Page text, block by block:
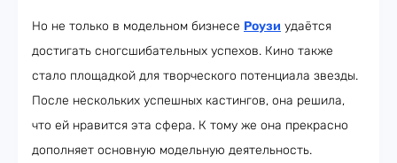
Но не только в модельном бизнесе Роузи удаётся
достигать сногсшибательных успехов. Кино также
стало площадкой для творческого потенциала звезды.
После нескольких успешных кастингов, она решила,
что ей нравится эта сфера. К тому же она прекрасно
дополняет основную модельную деятельность.